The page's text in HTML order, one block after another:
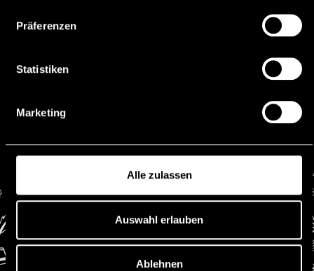
Präferenzen
Statistiken
Marketing
Alle zulassen
Auswahl erlauben
Ablehnen
Languages